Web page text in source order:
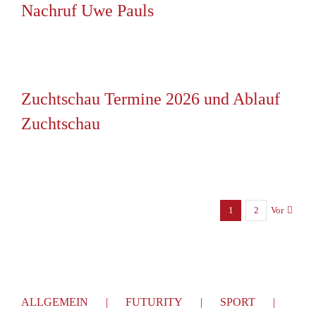
Nachruf Uwe Pauls
Zuchtschau Termine 2026 und Ablauf
Zuchtschau
1 2 Vor
ALLGEMEIN FUTURITY
SPORT